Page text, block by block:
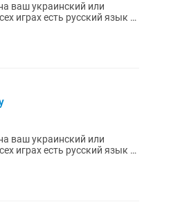
ваш украинский или
ваш украинский или